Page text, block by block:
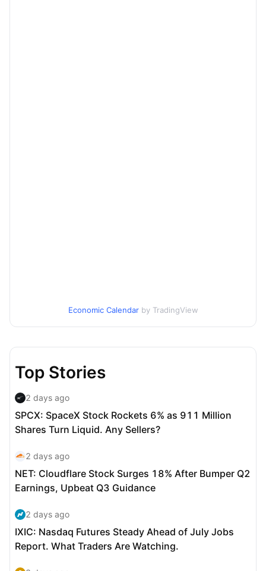
Economic Calendar by TradingView